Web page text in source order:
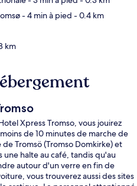
- 4 min à pied - 0.4 km
km
Xpress Tromso, vous jouirez
de 10 minutes de marche de
Tromsö (Tromso Domkirke) et
une halte au café, tandis qu'au
autour d'un verre en fin de
vous trouverez aussi des sites